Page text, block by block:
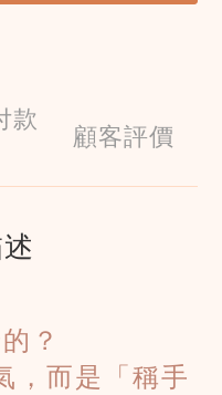
款
顧客評價
？
，而是「稱手